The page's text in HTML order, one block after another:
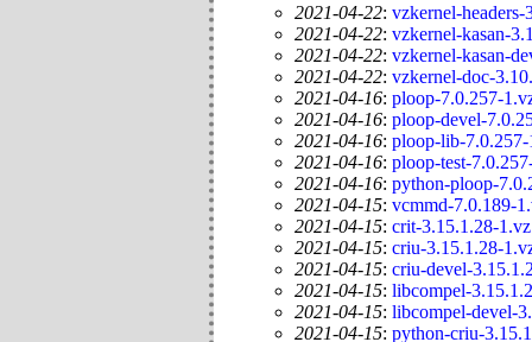
2021-04-22: vzkernel-
2021-04-22: vzkernel-kasan-
2021-04-22: vzkernel-kasan-
2021-04-22: vzkernel-doc-
2021-04-16: ploop-7.0.257-
2021-04-16: ploop-devel-
2021-04-16: ploop-lib-
2021-04-16: ploop-test-
2021-04-16: python-ploop-
2021-04-15: vcmmd-7.0.189-
2021-04-15: crit-3.15.1.28-
2021-04-15: criu-3.15.1.28-
2021-04-15: criu-devel-
2021-04-15: libcompel-
2021-04-15: libcompel-devel-
2021-04-15: python-criu-